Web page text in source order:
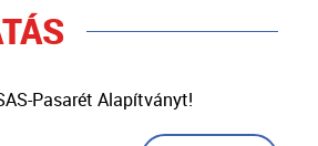
Pasarét Alapítványt!